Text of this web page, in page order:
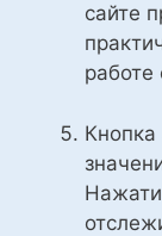
сайте
работе